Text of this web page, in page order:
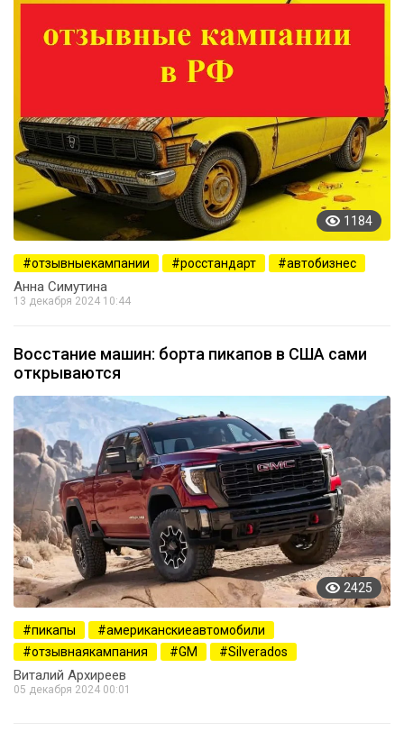
1184
отзывныекампании росстандарт автобизнес
Анна Симутина
13 декабря 2024 10:44
Восстание машин: борта пикапов в США сами
открываются
2425
пикапы
американскиеавтомобили
отзывнаякампания
GM Silverados
Виталий Архиреев
05 декабря 2024 00:01